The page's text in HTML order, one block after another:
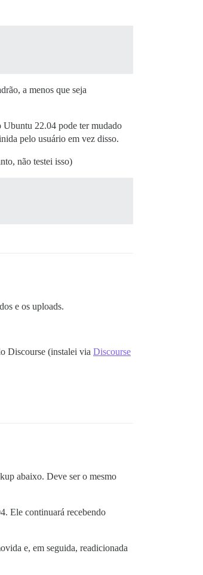
a menos que seja
Ubuntu 22.04 pode ter mudado
pelo usuário em vez disso.
não testei isso)
e os uploads.
Discourse (instalei via Discourse
abaixo. Deve ser o mesmo
Ele continuará recebendo
e, em seguida, readicionada